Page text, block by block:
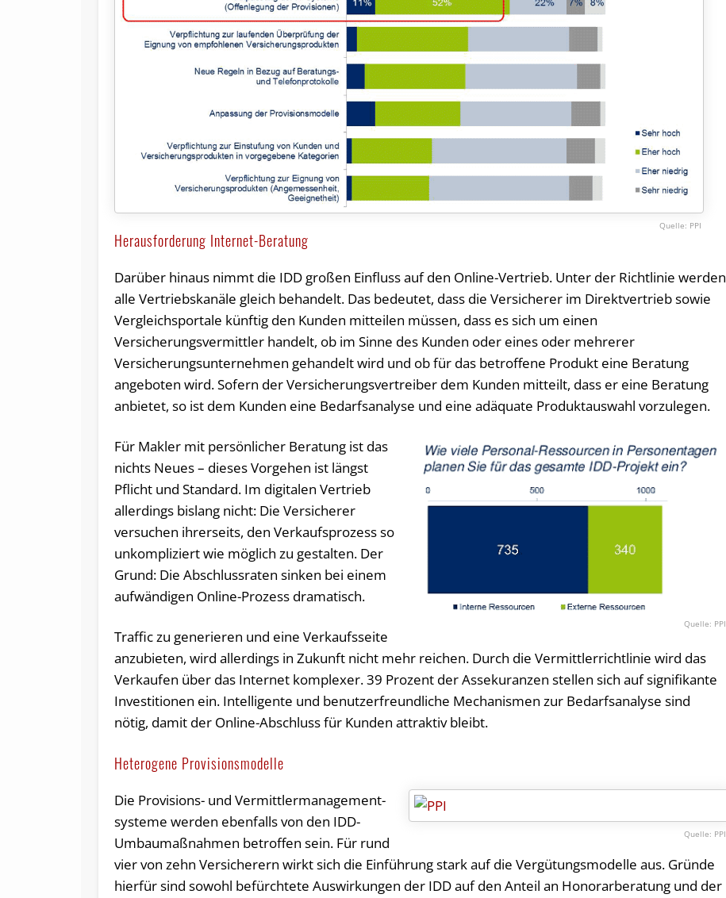
PPI
Herausforderung Internet-Beratung
Darüber hinaus nimmt die IDD großen Einfluss auf den Online-Vertrieb. Unter der Richtlinie werden
alle Vertriebskanäle gleich behandelt. Das bedeutet, dass die Versicherer im Direktvertrieb sowie
Vergleichsportale künftig den Kunden mitteilen müssen, dass es sich um einen
Versicherungsvermittler handelt, ob im Sinne des Kunden oder eines oder mehrerer
Versicherungsunternehmen gehandelt wird und ob für das betroffene Produkt eine Beratung
angeboten wird. Sofern der Versicherungsvertreiber dem Kunden mitteilt, dass er eine Beratung
anbietet, so ist dem Kunden eine Bedarfsanalyse und eine adäquate Produktauswahl vorzulegen.
PPI
Für Makler mit persönlicher Beratung ist das
nichts Neues – dieses Vorgehen ist längst
Pflicht und Standard. Im digitalen Vertrieb
allerdings bislang nicht: Die Versicherer
versuchen ihrerseits, den Verkaufsprozess so
unkompliziert wie möglich zu gestalten. Der
Grund: Die Abschlussraten sinken bei einem
aufwändigen Online-Prozess dramatisch.
Traffic zu generieren und eine Verkaufsseite
anzubieten, wird allerdings in Zukunft nicht mehr reichen. Durch die Vermittlerrichtlinie wird das
Verkaufen über das Internet komplexer. 39 Prozent der Assekuranzen stellen sich auf signifikante
Investitionen ein. Intelligente und benutzerfreundliche Mechanismen zur Bedarfsanalyse sind
nötig, damit der Online-Abschluss für Kunden attraktiv bleibt.
Heterogene Provisionsmodelle
PPI
Die Provisions- und Vermittler­management­
systeme werden ebenfalls von den IDD-
Umbaumaßnahmen betroffen sein. Für rund
vier von zehn Versicherern wirkt sich die Einführung stark auf die Vergütungsmodelle aus. Gründe
hierfür sind sowohl befürchtete Auswirkungen der IDD auf den Anteil an Honorarberatung und der